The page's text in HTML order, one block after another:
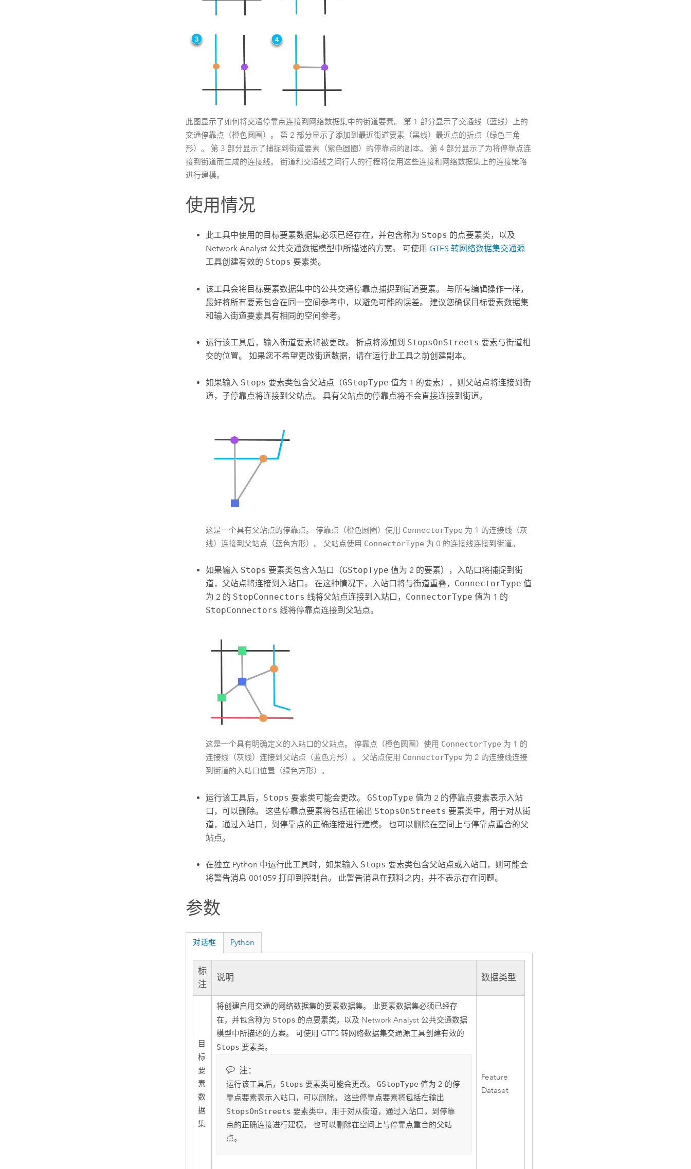
此图显示了如何将交通停靠点连接到网络数据集中的街道要素。 第 1 部分显示了交通线（蓝线）上的
交通停靠点（橙色圆圈）。 第 2 部分显示了添加到最近街道要素（黑线）最近点的折点（绿色三角
形）。 第 3 部分显示了捕捉到街道要素（紫色圆圈）的停靠点的副本。 第 4 部分显示了为将停靠点连
接到街道而生成的连接线。 街道和交通线之间行人的行程将使用这些连接和网络数据集上的连接策略
进行建模。
使用情况
此工具中使用的目标要素数据集必须已经存在，并包含称为 Stops 的点要素类，以及
Network Analyst公共交通数据模型中所描述的方案。 可使用 GTFS 转网络数据集交通源
工具创建有效的 Stops 要素类。
该工具会将目标要素数据集中的公共交通停靠点捕捉到街道要素。 与所有编辑操作一样，
最好将所有要素包含在同一空间参考中，以避免可能的误差。 建议您确保目标要素数据集
和输入街道要素具有相同的空间参考。
运行该工具后，输入街道要素将被更改。 折点将添加到 StopsOnStreets 要素与街道相
交的位置。 如果您不希望更改街道数据，请在运行此工具之前创建副本。
如果输入 Stops 要素类包含父站点（GStopType 值为 1 的要素），则父站点将连接到街
道，子停靠点将连接到父站点。 具有父站点的停靠点将不会直接连接到街道。
这是一个具有父站点的停靠点。 停靠点（橙色圆圈）使用 ConnectorType 为 1 的连接线（灰
线）连接到父站点（蓝色方形）。 父站点使用 ConnectorType 为 0 的连接线连接到街道。
如果输入 Stops 要素类包含入站口（GStopType 值为 2 的要素），入站口将捕捉到街
道，父站点将连接到入站口。 在这种情况下，入站口将与街道重叠， ConnectorType 值
为 2 的 StopConnectors 线将父站点连接到入站口， ConnectorType 值为 1 的
StopConnectors 线将停靠点连接到父站点。
这是一个具有明确定义的入站口的父站点。 停靠点（橙色圆圈）使用 ConnectorType 为 1 的
连接线（灰线）连接到父站点（蓝色方形）。 父站点使用 ConnectorType 为 2 的连接线连接
到街道的入站口位置（绿色方形）。
运行该工具后， Stops 要素类可能会更改。 GStopType 值为 2 的停靠点要素表示入站
口，可以删除。 这些停靠点要素将包括在输出 StopsOnStreets 要素类中，用于对从街
道，通过入站口，到停靠点的正确连接进行建模。 也可以删除在空间上与停靠点重合的父
站点。
在独立 Python 中运行此工具时，如果输入 Stops 要素类包含父站点或入站口，则可能会
将警告消息 001059 打印到控制台。 此警告消息在预料之内，并不表示存在问题。
参数
对话框 Python
标
注
说明 数据类型
目
标
要
素
数
据
集
将创建启用交通的网络数据集的要素数据集。 此要素数据集必须已经存
在，并包含称为 Stops 的点要素类，以及 Network Analyst 公共交通数据
模型中所描述的方案。 可使用 GTFS 转网络数据集交通源工具创建有效的
Stops 要素类。
注：
运行该工具后， Stops 要素类可能会更改。 GStopType 值为 2 的停
靠点要素表示入站口，可以删除。 这些停靠点要素将包括在输出
StopsOnStreets 要素类中，用于对从街道，通过入站口，到停靠
点的正确连接进行建模。 也可以删除在空间上与停靠点重合的父站
点。
Feature
Dataset